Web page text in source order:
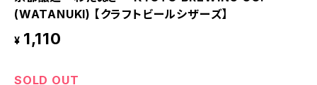
(WATANUKI) 【クラフトビールシザーズ】
¥ 1,110
SOLD OUT